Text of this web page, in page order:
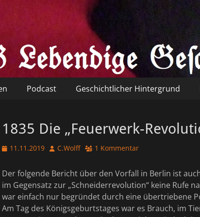
Geschichte
Podcast Geschichtlicher Hintergrund
1835 Die „Feuerwerk-
Veröffentlicht
11.11.2019 AutorC.Wolff 1 Kommentar
Der folgende Bericht über den Vorfall in Berlin ist
im Gegensatz zur „Schneiderrevolution“ keine Rufe
war einfach nur begründet durch eine übertriebene
Am Tag des Königsgeburtstages war es Brauch, im